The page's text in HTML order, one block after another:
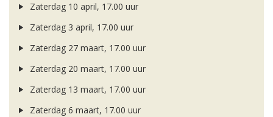
Zaterdag 10 april, 17.00 uur
Zaterdag 3 april, 17.00 uur
Zaterdag 27 maart, 17.00 uur
Zaterdag 20 maart, 17.00 uur
Zaterdag 13 maart, 17.00 uur
Zaterdag 6 maart, 17.00 uur